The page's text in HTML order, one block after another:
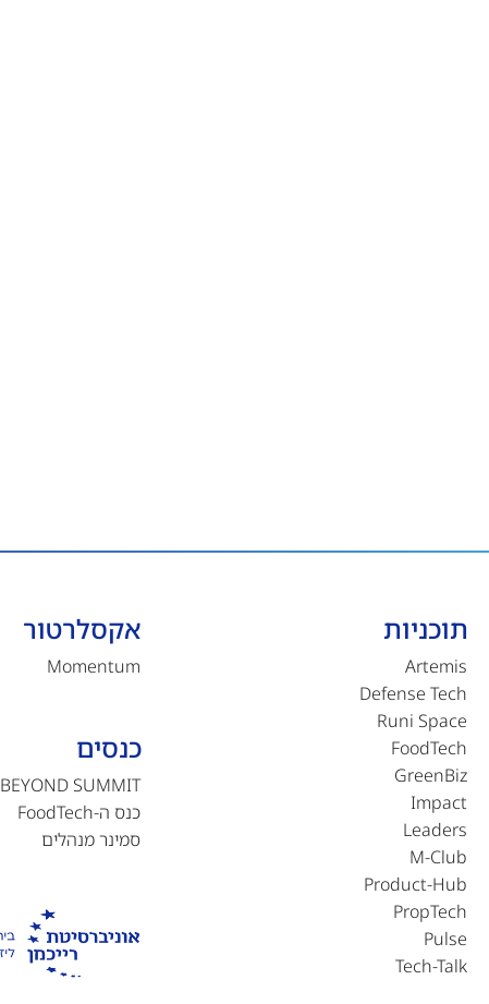
תוכניות
Artemis
Defense Tech
Runi Space
FoodTech
GreenBiz
Impact
Leaders
M-Club
Product-Hub
PropTech
Pulse
Tech-Talk
אקסלרטור
Momentum
כנסים
BEYOND SUMMIT
כנס ה-FoodTech
סמינר מנהלים